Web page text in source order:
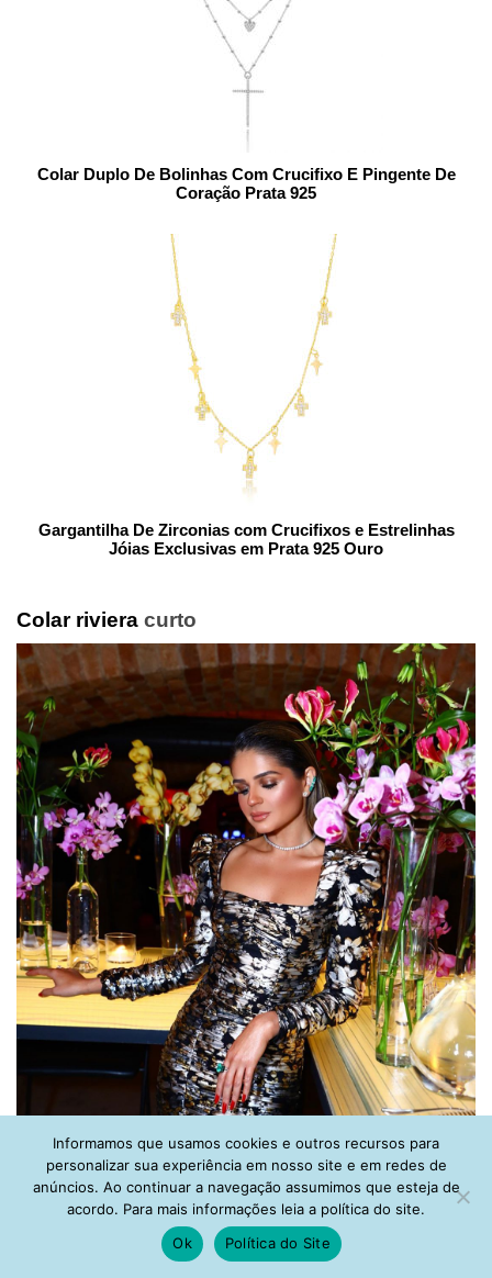
Colar Duplo De Bolinhas Com Crucifixo E Pingente De
Coração Prata 925
Gargantilha De Zirconias com Crucifixos e Estrelinhas
Jóias Exclusivas em Prata 925 Ouro
Colar riviera curto
Reprodução: Instagram
Composição com colares de medalhas
Informamos que usamos cookies e outros recursos para
personalizar sua experiência em nosso site e em redes de
anúncios. Ao continuar a navegação assumimos que esteja de
acordo. Para mais informações leia a política do site.
Ok
Política do Site